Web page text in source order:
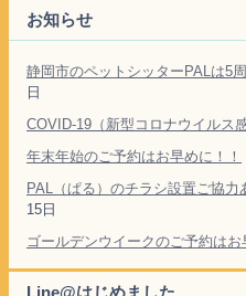
お知らせ
静岡市のペットシッターPALは5
日
COVID-19（新型コロナウイルス
年末年始のご予約はお早めに！！
PAL（ぱる）のチラシ設置ご協力
15日
ゴールデンウイークのご予約はお
Line@はじめました